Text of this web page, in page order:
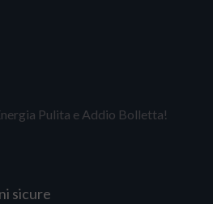
Pulita e Addio Bolletta!
sicure